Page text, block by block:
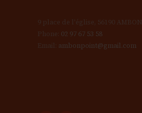
9 place de l'église, 56190 AMBON
Phone: 02 97 67 53 58
Email: ambonpoint@gmail.com